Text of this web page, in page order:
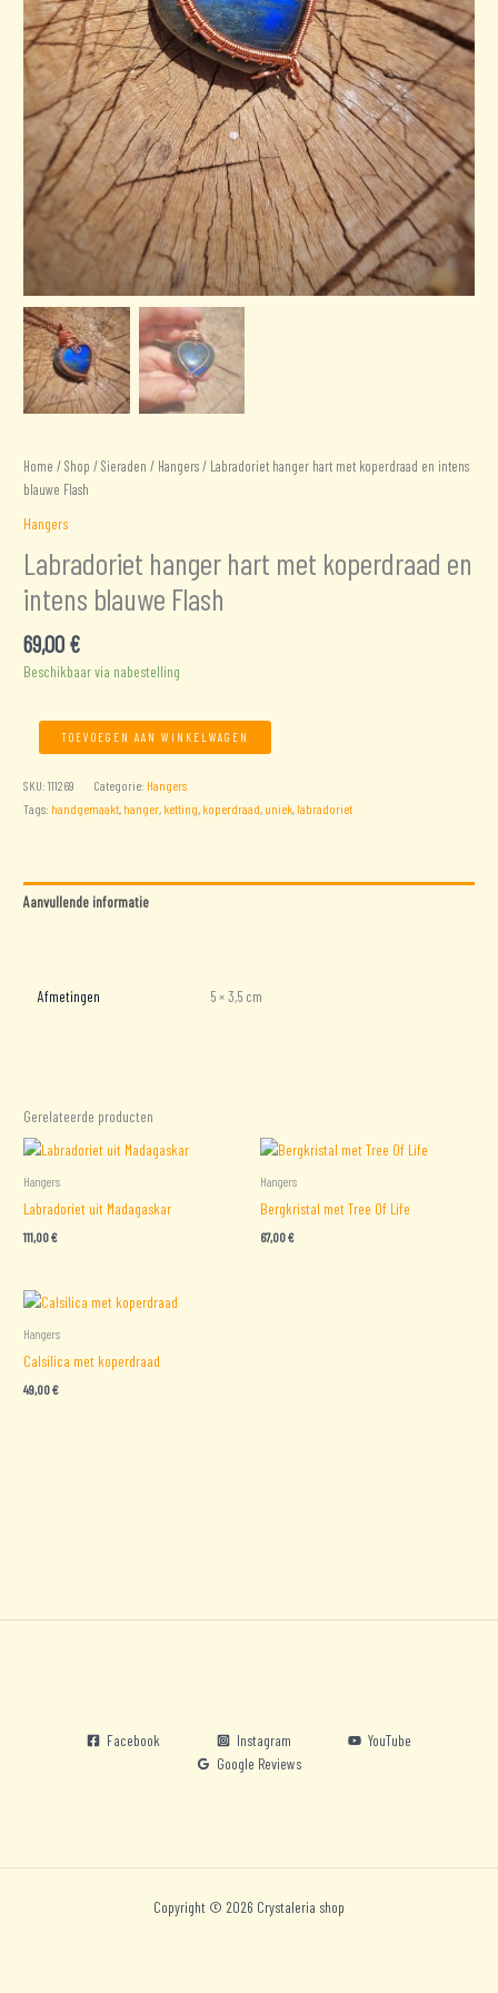
Home /Shop /Sieraden / Hangers/ Labradoriet hanger hart met koperdraad en intens
blauwe Flash
Hangers
Labradoriet hanger hart met koperdraad en
intens blauwe Flash
69,00 €
Beschikbaar via nabestelling
Labradoriet
hanger
hart
met
blauwe
TOEVOEGEN AAN WINKELWAGEN
SKU:111269 Categorie: Hangers
Tags: handgemaakt, hanger, ketting, koperdraad, uniek, labradoriet
Aanvullende informatie
Afmetingen 5 × 3,5 cm
Gerelateerde producten
Hangers
Labradoriet uit Madagaskar
111,00€
Hangers
Bergkristal met Tree Of Life
67,00€
Hangers
Calsilica met koperdraad
49,00€
Facebook Instagram
YouTube
Google Reviews
Copyright © 2026 Crystaleria shop